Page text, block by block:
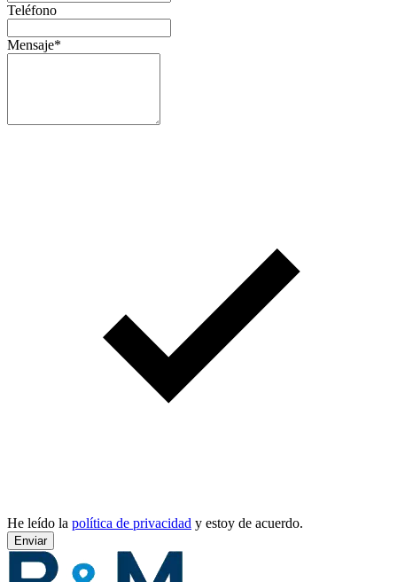
Teléfono
Mensaje*
He leído la política de privacidad y estoy de acuerdo.
Enviar